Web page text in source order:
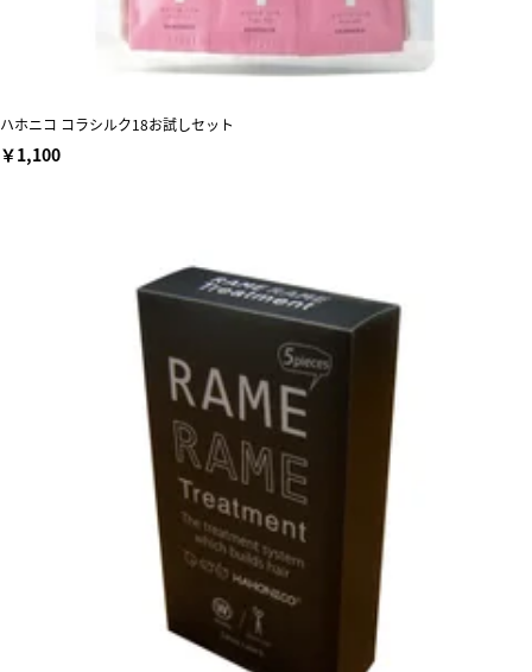
ハホニコ コラシルク18お試しセット
￥1,100